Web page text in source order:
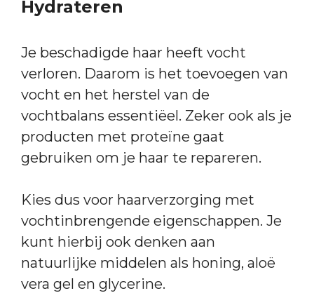
Hydrateren
Je beschadigde haar heeft vocht
verloren. Daarom is het toevoegen van
vocht en het herstel van de
vochtbalans essentiëel. Zeker ook als je
producten met proteïne gaat
gebruiken om je haar te repareren.
Kies dus voor haarverzorging met
vochtinbrengende eigenschappen. Je
kunt hierbij ook denken aan
natuurlijke middelen als honing, aloë
vera gel en glycerine.